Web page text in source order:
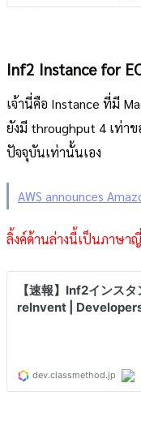
Inf2 Instance for
เจ้านี่คือ Instance ที่มี
ยังมี throughput 4 เท่า
ปัจจุบันเท่านั้นเอง
AWS announces
ลิ้งค์ด้านล่างนี้เป็นภาษา